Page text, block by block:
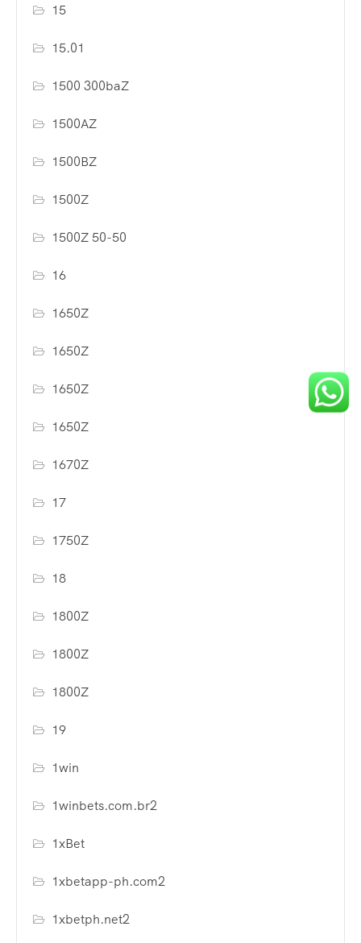
15
15.01
1500 300baZ
1500AZ
1500BZ
1500Z
1500Z 50-50
16
1650Z
1650Z
1650Z
1650Z
1670Z
17
1750Z
18
1800Z
1800Z
1800Z
19
1win
1winbets.com.br2
1xBet
1xbetapp-ph.com2
1xbetph.net2